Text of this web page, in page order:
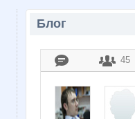
Блог
45